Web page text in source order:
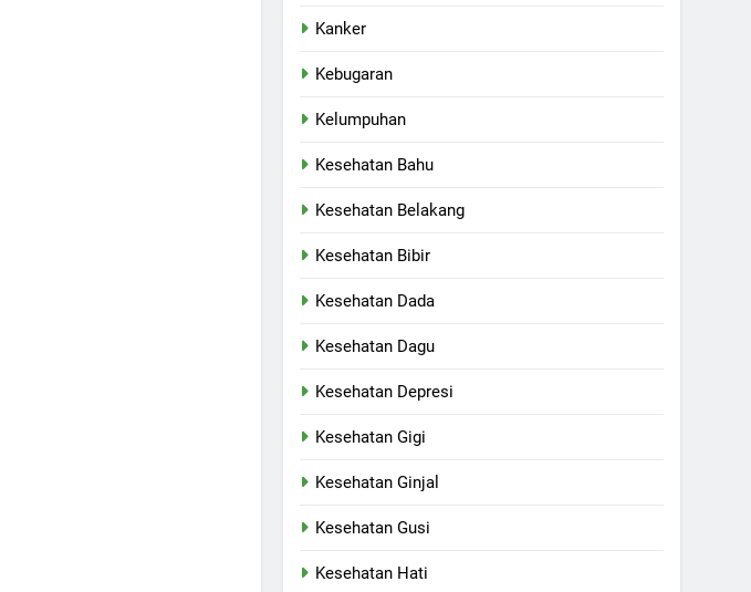
Kanker
Kebugaran
Kelumpuhan
Kesehatan Bahu
Kesehatan Belakang
Kesehatan Bibir
Kesehatan Dada
Kesehatan Dagu
Kesehatan Depresi
Kesehatan Gigi
Kesehatan Ginjal
Kesehatan Gusi
Kesehatan Hati